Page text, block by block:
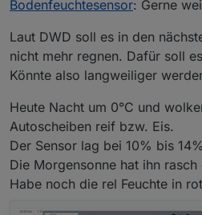
Bodenfeuchtesensor: Gerne
Laut DWD soll es in den
nicht mehr regnen. Dafür soll
Könnte also langweiliger
Heute Nacht um 0°C und
Autoscheiben reif bzw. Eis.
Der Sensor lag bei 10% bis
Die Morgensonne hat ihn
Habe noch die rel Feuchte in